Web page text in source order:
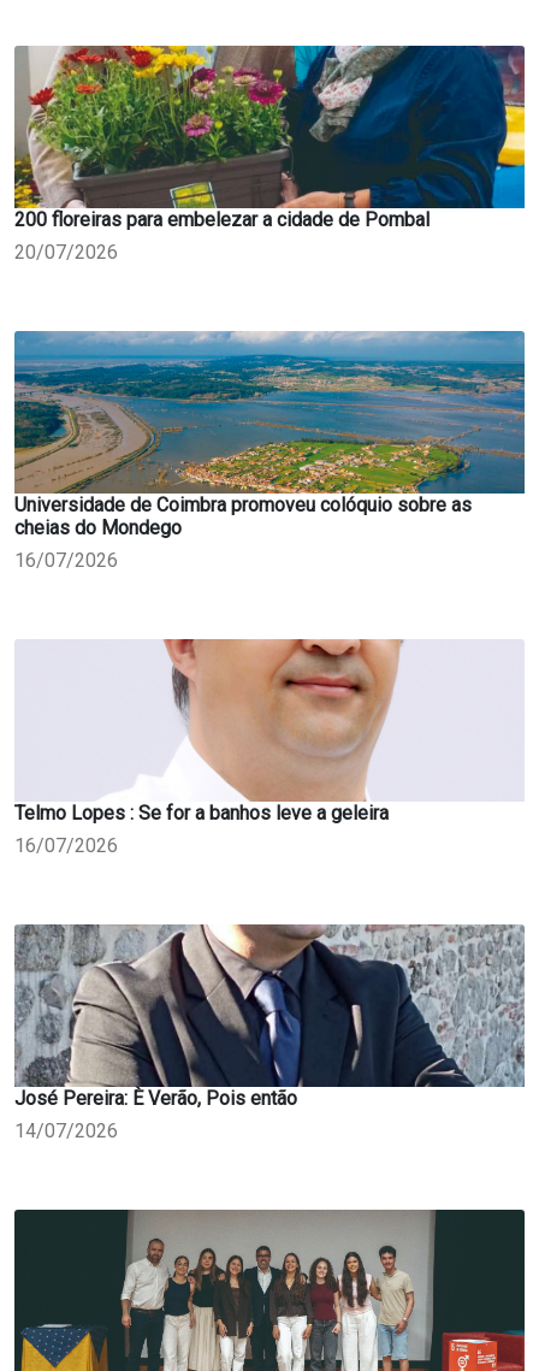
200 floreiras para embelezar a cidade de Pombal
20/07/2026
Universidade de Coimbra promoveu colóquio sobre as
cheias do Mondego
16/07/2026
Telmo Lopes : Se for a banhos leve a geleira
16/07/2026
José Pereira: È Verão, Pois então
14/07/2026